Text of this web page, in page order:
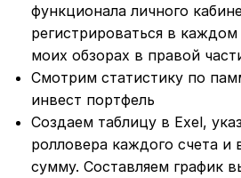
функционала личного
регистрироваться в
моих обзорах в правой
Смотрим статистику по
инвест портфель
Создаем таблицу в Exel,
ролловера каждого счета и
сумму. Составляем график